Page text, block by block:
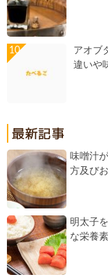
アオブ
違いや
味噌汁
方及び
明太子
な栄養